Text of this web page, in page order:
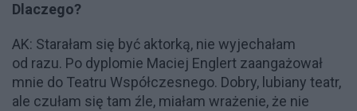
Dlaczego?
AK: Starałam się być aktorką, nie wyjechałam
od razu. Po dyplomie Maciej Englert zaangażował
mnie do Teatru Współczesnego. Dobry, lubiany teatr,
ale czułam się tam źle, miałam wrażenie, że nie